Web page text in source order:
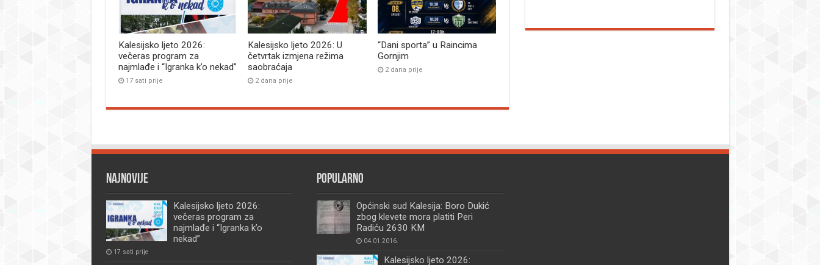
Kalesijsko ljeto 2026:
večeras program za
najmlađe i “Igranka k’o nekad”
17 sati prije
Kalesijsko ljeto 2026: U
četvrtak izmjena režima
saobraćaja
2 dana prije
“Dani sporta” u Raincima
Gornjim
2 dana prije
Najnovije
Kalesijsko ljeto 2026:
večeras program za
najmlađe i “Igranka k’o
nekad”
17 sati prije
Popularno
Općinski sud Kalesija: Boro Dukić
zbog klevete mora platiti Peri
Radiću 2630 KM
04.01.2016.
Kalesijsko ljeto 2026: